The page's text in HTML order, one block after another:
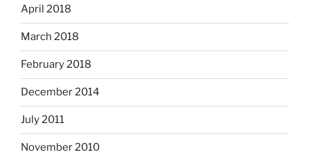
April 2018
March 2018
February 2018
December 2014
July 2011
November 2010